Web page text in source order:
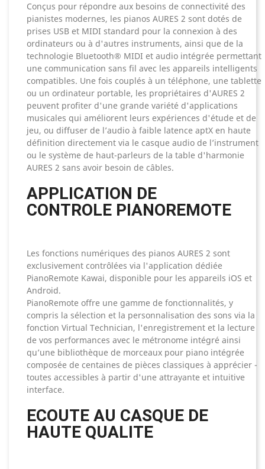
Conçus pour répondre aux besoins de connectivité des
pianistes modernes, les pianos AURES 2 sont dotés de
prises USB et MIDI standard pour la connexion à des
ordinateurs ou à d'autres instruments, ainsi que de la
technologie Bluetooth® MIDI et audio intégrée permettant
une communication sans fil avec les appareils intelligents
compatibles. Une fois couplés à un téléphone, une tablette
ou un ordinateur portable, les propriétaires d'AURES 2
peuvent profiter d'une grande variété d'applications
musicales qui améliorent leurs expériences d'étude et de
jeu, ou diffuser de l’audio à faible latence aptX en haute
définition directement via le casque audio de l’instrument
ou le système de haut-parleurs de la table d'harmonie
AURES 2 sans avoir besoin de câbles.
APPLICATION DE
CONTROLE PIANOREMOTE
Les fonctions numériques des pianos AURES 2 sont
exclusivement contrôlées via l'application dédiée
PianoRemote Kawai, disponible pour les appareils iOS et
Android.
PianoRemote offre une gamme de fonctionnalités, y
compris la sélection et la personnalisation des sons via la
fonction Virtual Technician, l'enregistrement et la lecture
de vos performances avec le métronome intégré ainsi
qu’une bibliothèque de morceaux pour piano intégrée
composée de centaines de pièces classiques à apprécier -
toutes accessibles à partir d'une attrayante et intuitive
interface.
ECOUTE AU CASQUE DE
HAUTE QUALITE